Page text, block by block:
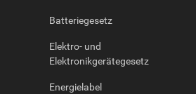
Batteriegesetz
Elektro- und
Elektronikgerätegesetz
Energielabel